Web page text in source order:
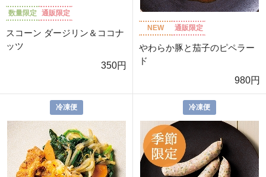
数量限定 通販限定
スコーン ダージリン＆ココナ
ッツ
350円
NEW 通販限定
やわらか豚と茄子のピペラー
ド
980円
冷凍便 冷凍便